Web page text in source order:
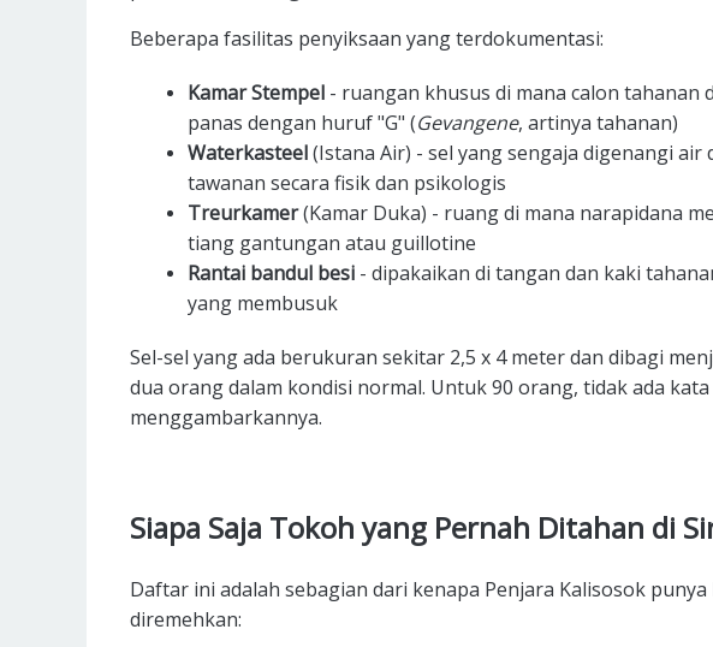
Beberapa fasilitas penyiksaan yang terdokumentasi:
Kamar Stempel - ruangan khusus di mana calon tahanan
panas dengan huruf "G" (Gevangene, artinya tahanan)
Waterkasteel(Istana Air) - sel yang sengaja digenangi
tawanan secara fisik dan psikologis
Treurkamer(Kamar Duka) - ruang di mana narapidana
tiang gantungan atau guillotine
Rantai bandul besi - dipakaikan di tangan dan kaki
yang membusuk
Sel-sel yang ada berukuran sekitar 2,5 x 4 meter dan dibagi
dua orang dalam kondisi normal. Untuk 90 orang, tidak ada
menggambarkannya.
Siapa Saja Tokoh yang Pernah Ditahan di
Daftar ini adalah sebagian dari kenapa Penjara Kalisosok
diremehkan: